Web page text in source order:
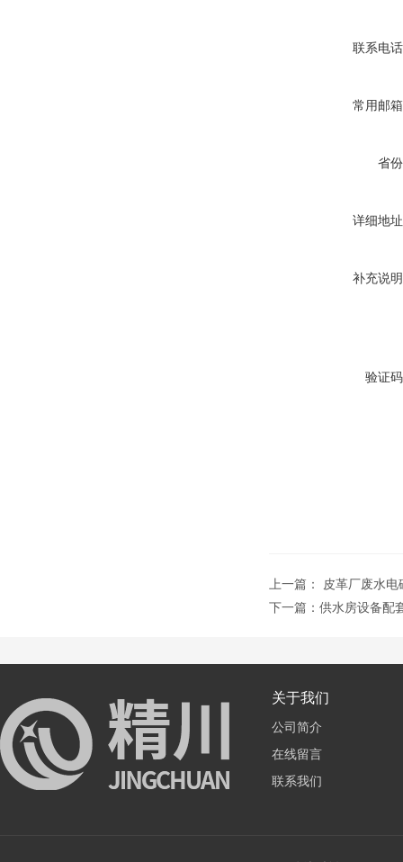
联系电
常用邮
省
详细地
补充说
验证
上一篇：
皮革厂废水电
下一篇： 供水房设备配
关于我们
公司简介
在线留言
联系我们